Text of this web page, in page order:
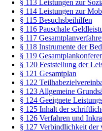
§ 113 Leistungen zur
§ 114 Leistungen zur
§ 115 Besuchsbeihilfen
§ 116 Pauschale
§ 117
§ 118 Instrumente der
§ 119
§ 120 Feststellung der
§ 121 Gesamtplan
§ 122
§ 123 Allgemeine
§ 124 Geeignete
§ 125 Inhalt der
§ 126 Verfahren und
§ 127 Verbindlichkeit der